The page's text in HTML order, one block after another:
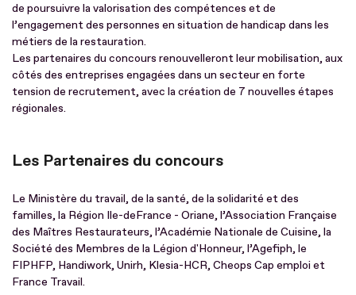
de poursuivre la valorisation des compétences et de
l’engagement des personnes en situation de handicap dans les
métiers de la restauration.
Les partenaires du concours renouvelleront leur mobilisation, aux
côtés des entreprises engagées dans un secteur en forte
tension de recrutement, avec la création de 7 nouvelles étapes
régionales.
Les Partenaires du concours
Le Ministère du travail, de la santé, de la solidarité et des
familles, la Région Ile-deFrance - Oriane, l’Association Française
des Maîtres Restaurateurs, l’Académie Nationale de Cuisine, la
Société des Membres de la Légion d'Honneur, l’Agefiph, le
FIPHFP, Handiwork, Unirh, Klesia-HCR, Cheops Cap emploi et
France Travail.